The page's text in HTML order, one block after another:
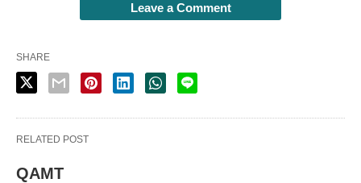
Leave a Comment
SHARE
RELATED POST
QAMT